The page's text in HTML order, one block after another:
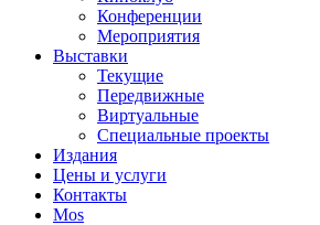
Конференции
Мероприятия
Выставки
Текущие
Передвижные
Виртуальные
Специальные проекты
Издания
Цены и услуги
Контакты
Mos